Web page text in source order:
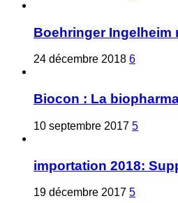
Boehringer Ingelheim
24 décembre 2018 6
Biocon : La
10 septembre 2017 5
importation 2018:
19 décembre 2017 5